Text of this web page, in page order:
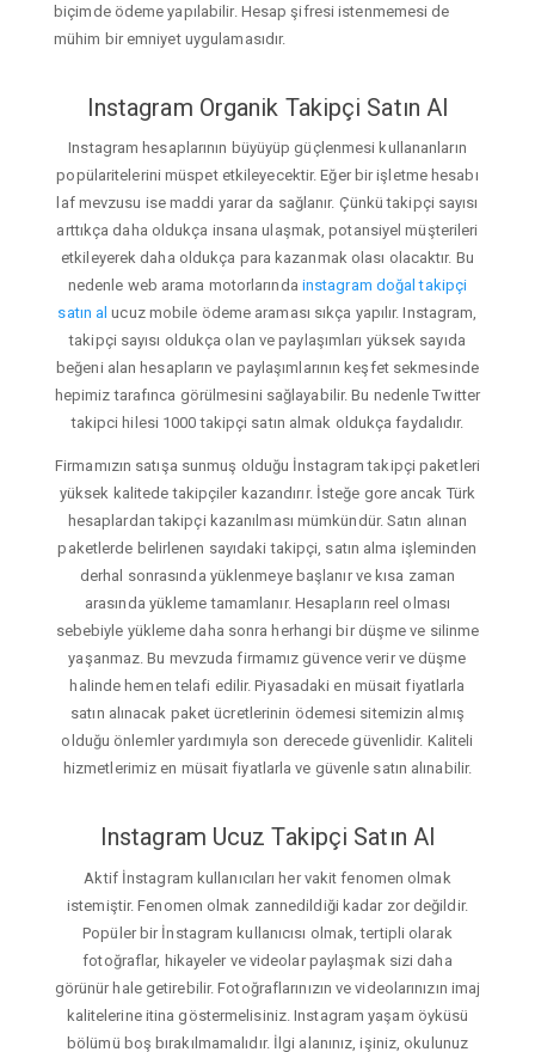
biçimde ödeme yapılabilir. Hesap şifresi istenmemesi de
mühim bir emniyet uygulamasıdır.
Instagram Organik Takipçi Satın Al
Instagram hesaplarının büyüyüp güçlenmesi kullananların
popülaritelerini müspet etkileyecektir. Eğer bir işletme hesabı
laf mevzusu ise maddi yarar da sağlanır. Çünkü takipçi sayısı
arttıkça daha oldukça insana ulaşmak, potansiyel müşterileri
etkileyerek daha oldukça para kazanmak olası olacaktır. Bu
nedenle web arama motorlarında instagram doğal takipçi
satın al ucuz mobile ödeme araması sıkça yapılır. Instagram,
takipçi sayısı oldukça olan ve paylaşımları yüksek sayıda
beğeni alan hesapların ve paylaşımlarının keşfet sekmesinde
hepimiz tarafınca görülmesini sağlayabilir. Bu nedenle Twitter
takipci hilesi 1000 takipçi satın almak oldukça faydalıdır.
Firmamızın satışa sunmuş olduğu İnstagram takipçi paketleri
yüksek kalitede takipçiler kazandırır. İsteğe gore ancak Türk
hesaplardan takipçi kazanılması mümkündür. Satın alınan
paketlerde belirlenen sayıdaki takipçi, satın alma işleminden
derhal sonrasında yüklenmeye başlanır ve kısa zaman
arasında yükleme tamamlanır. Hesapların reel olması
sebebiyle yükleme daha sonra herhangi bir düşme ve silinme
yaşanmaz. Bu mevzuda firmamız güvence verir ve düşme
halinde hemen telafi edilir. Piyasadaki en müsait fiyatlarla
satın alınacak paket ücretlerinin ödemesi sitemizin almış
olduğu önlemler yardımıyla son derecede güvenlidir. Kaliteli
hizmetlerimiz en müsait fiyatlarla ve güvenle satın alınabilir.
Instagram Ucuz Takipçi Satın Al
Aktif İnstagram kullanıcıları her vakit fenomen olmak
istemiştir. Fenomen olmak zannedildiği kadar zor değildir.
Popüler bir İnstagram kullanıcısı olmak, tertipli olarak
fotoğraflar, hikayeler ve videolar paylaşmak sizi daha
görünür hale getirebilir. Fotoğraflarınızın ve videolarınızın imaj
kalitelerine itina göstermelisiniz. Instagram yaşam öyküsü
bölümü boş bırakılmamalıdır. İlgi alanınız, işiniz, okulunuz